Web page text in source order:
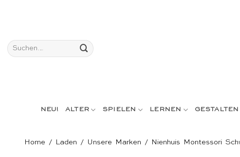
Suchen
nach:
NEU! ALTER SPIELEN LERNEN GESTALTEN
Home / Laden / Unsere Marken / Nienhuis Montessori